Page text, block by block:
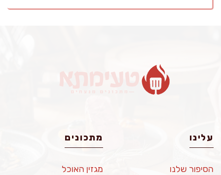
עלינו
הסיפור שלנו
מתכונים
מגזין האוכל